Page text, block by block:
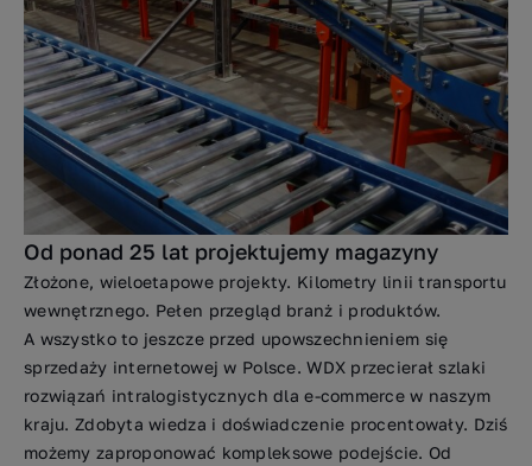
Od ponad 25 lat projektujemy magazyny
Złożone, wieloetapowe projekty. Kilometry linii transportu
wewnętrznego. Pełen przegląd branż i produktów.
A wszystko to jeszcze przed upowszechnieniem się
sprzedaży internetowej w Polsce. WDX przecierał szlaki
rozwiązań intralogistycznych dla e-commerce w naszym
kraju. Zdobyta wiedza i doświadczenie procentowały. Dziś
możemy zaproponować kompleksowe podejście. Od